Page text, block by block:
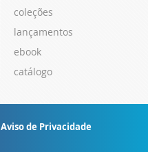
coleções
lançamentos
ebook
catálogo
Aviso de Privacidade